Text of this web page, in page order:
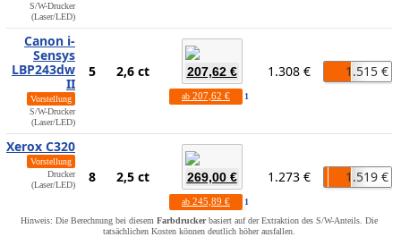
S/W-Drucker
(Laser/LED)
Canon i-
Sensys
LBP243dw
II
Vorstellung
S/W-Drucker
(Laser/LED)
5 2,6 ct 207,62 €
ab 207,62 € 1
1.308 € 1.515 €
Xerox C320
Vorstellung
Drucker
(Laser/LED)
8 2,5 ct 269,00 €
ab 245,89 € 1
1.273 € 1.519 €
Hinweis: Die Berechnung bei diesem Farbdruckerbasiert auf der Extraktion des S/W-Anteils. Die
tatsächlichen Kosten können deutlich höher ausfallen.